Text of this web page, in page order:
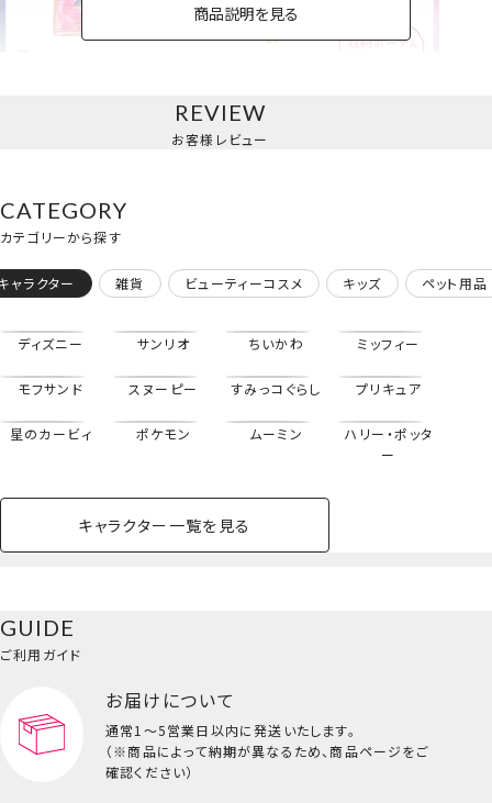
専用ポーチ＆メイクブラシ
3本セット＜妖精＞
商品説明を見る
REVIEW
お客様レビュー
CATEGORY
カテゴリーから探す
ャラクター 雑貨 ビューティーコスメ キッズ ペット用品
ディズニー サンリオ ちいかわ ミッフィー
モフサンド スヌーピー すみっコぐらし プリキュア
星のカービィ ポケモン ムーミン
ハリー・ポッタ
ー
キャラクター一覧を見る
イクアップ
ビューティーコスメ一覧を見る
バッグ・タオル・
小物
キッズ一覧を見る
GUIDE
ご利用ガイド
お届けについて
通常1～5営業日以内に発送いたします。
（※商品によって納期が異なるため、商品ページをご
確認ください）